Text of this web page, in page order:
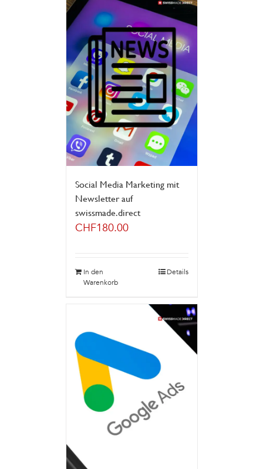
Social Media Marketing mit
Newsletter auf
swissmade.direct
CHF180.00
In den
Warenkorb
Details